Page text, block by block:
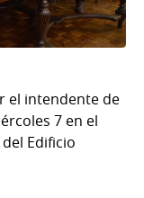
el intendente de
7 en el
Edificio